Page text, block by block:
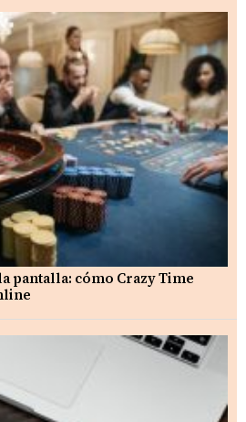
pantalla: cómo Crazy Time